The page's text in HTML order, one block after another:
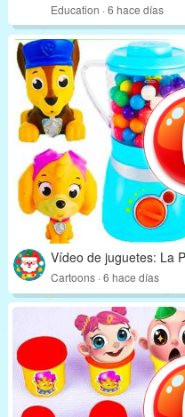
Education · 6 hace días
Vídeo de juguetes: La
Cartoons · 6 hace días